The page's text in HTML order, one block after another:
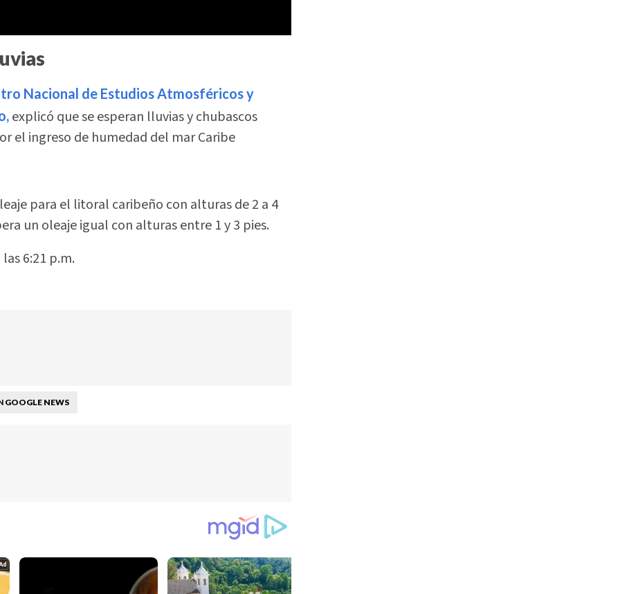
Nacional de Estudios Atmosféricos y
explicó que se esperan lluvias y chubascos
el ingreso de humedad del mar Caribe
para el litoral caribeño con alturas de 2 a 4
un oleaje igual con alturas entre 1 y 3 pies.
6:21 p.m.
GOOGLE NEWS